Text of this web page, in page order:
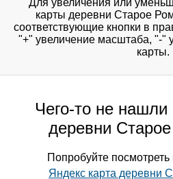
Для увеличения или
карты деревни Старое
соответствующие кнопки в
"+" увеличение масштаба, "-
карты.
Чего-то не нашли
деревни
Попробуйте посмотреть
Яндекс карта деревни